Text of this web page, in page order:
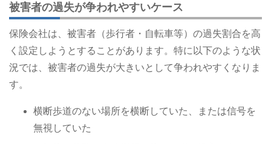
被害者の過失が争われやすいケース
保険会社は、被害者（歩行者・自転車等）の過失割合を高
く設定しようとすることがあります。特に以下のような状
況では、被害者の過失が大きいとして争われやすくなりま
す。
横断歩道のない場所を横断していた、または信号を
無視していた